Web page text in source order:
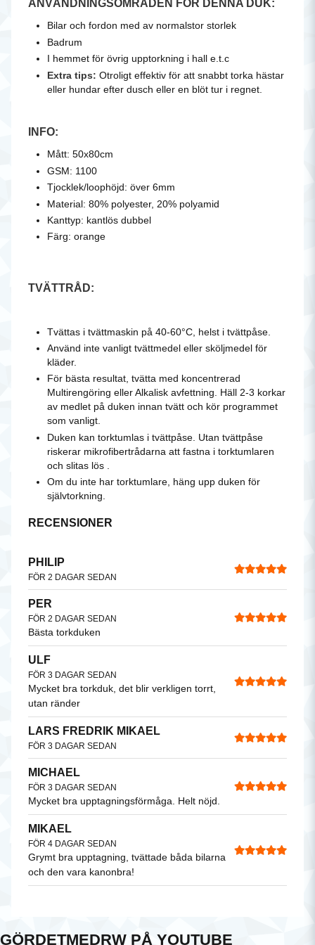
ANVÄNDNINGSOMRÅDEN FÖR DENNA DUK:
Bilar och fordon med av normalstor storlek
Badrum
I hemmet för övrig upptorkning i hall e.t.c
Extra tips:Otroligt effektiv för att snabbt torka hästar
eller hundar efter dusch eller en blöt tur i regnet.
INFO:
Mått: 50x80cm
GSM: 1100
Tjocklek/loophöjd: över 6mm
Material: 80% polyester, 20% polyamid
Kanttyp: kantlös dubbel
Färg: orange
TVÄTTRÅD:
Tvättas i tvättmaskin på 40-60°C, helst i tvättpåse.
Använd inte vanligt tvättmedel eller sköljmedel för
kläder.
För bästa resultat, tvätta med koncentrerad
Multirengöring eller Alkalisk avfettning. Häll 2-3 korkar
av medlet på duken innan tvätt och kör programmet
som vanligt.
Duken kan torktumlas i tvättpåse. Utan tvättpåse
riskerar mikrofibertrådarna att fastna i torktumlaren
och slitas lös .
Om du inte har torktumlare, häng upp duken för
självtorkning.
RECENSIONER
PHILIP
FÖR 2 DAGAR SEDAN
PER
FÖR 2 DAGAR SEDAN
Bästa torkduken
ULF
FÖR 3 DAGAR SEDAN
Mycket bra torkduk, det blir verkligen torrt,
utan ränder
LARS FREDRIK MIKAEL
FÖR 3 DAGAR SEDAN
MICHAEL
FÖR 3 DAGAR SEDAN
Mycket bra upptagningsförmåga. Helt nöjd.
MIKAEL
FÖR 4 DAGAR SEDAN
Grymt bra upptagning, tvättade båda bilarna
och den vara kanonbra!
GÖRDETMEDRW PÅ YOUTUBE